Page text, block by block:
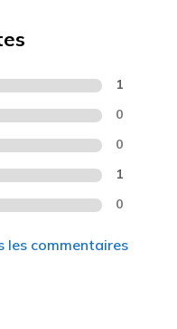
1
0
0
1
0
les commentaires